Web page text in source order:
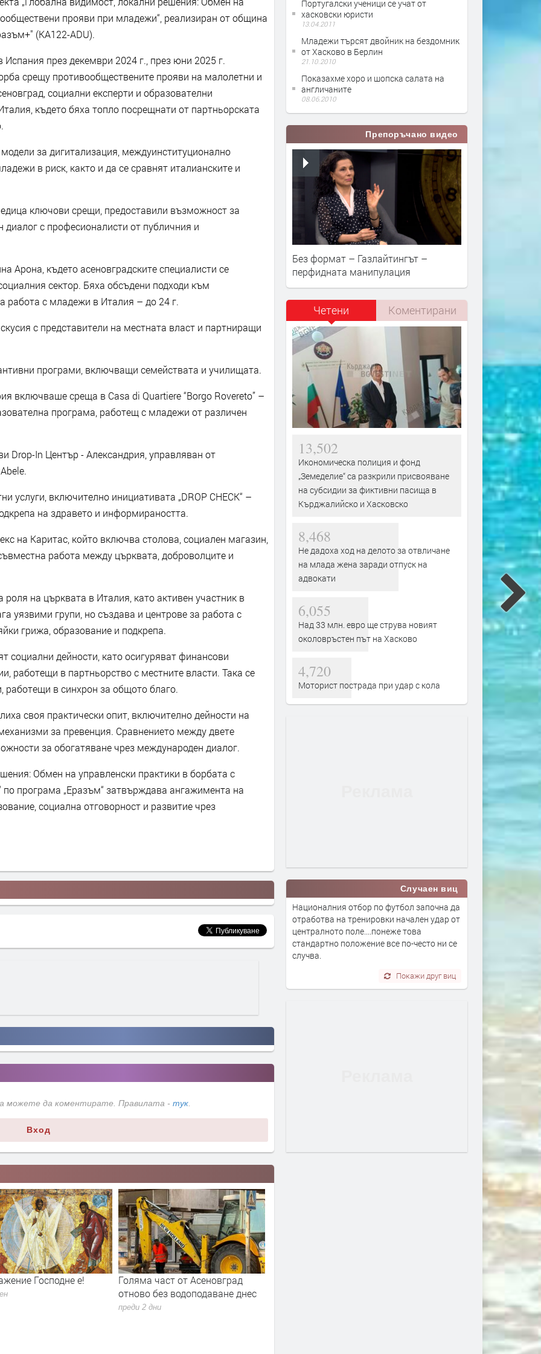
прояви при младежи“, реализиран от община
(KA122-ADU).
през декември 2024 г., през юни 2025 г.
срещу противообществените прояви на малолетни и
социални експерти и образователни
където бяха топло посрещнати от партньорската
за дигитализация, междуинституционално
в риск, както и да се сравнят италианските и
ключови срещи, предоставили възможност за
с професионалисти от публичния и
Арона, където асеновградските специалисти се
сектор. Бяха обсъдени подходи към
работа с младежи в Италия – до 24 г.
с представители на местната власт и партниращи
програми, включващи семействата и училищата.
включваше среща в Casa di Quartiere “Borgo Rovereto” –
програма, работещ с младежи от различен
Drop-In Център - Александрия, управляван от
услуги, включително инициативата „DROP CHECK“ –
на здравето и информираността.
на Каритас, който включва столова, социален магазин,
работа между църквата, доброволците и
на църквата в Италия, като активен участник в
уязвими групи, но създава и центрове за работа с
грижа, образование и подкрепа.
социални дейности, като осигуряват финансови
работещи в партньорство с местните власти. Така се
работещи в синхрон за общото благо.
своя практически опит, включително дейности на
за превенция. Сравнението между двете
за обогатяване чрез международен диалог.
Обмен на управленски практики в борбата с
програма „Еразъм“ затвърждава ангажимента на
социална отговорност и развитие чрез
можете да коментирате. Правилата - тук.
Вход
Господне е!
Голяма част от Асеновград
отново без водоподаване днес
преди 2 дни
Асеновград да въведе
противопожарни мерки
Португалски ученици се учат от
хасковски юристи
13.04.2011
Младежи търсят двойник на бездомник
от Хасково в Берлин
21.10.2010
Показахме хоро и шопска салата на
англичаните
08.06.2010
Препоръчано видео
Без формат – Газлайтингът –
перфидната манипулация
Четени Коментирани
13,502
Икономическа полиция и фонд
„Земеделие“ са разкрили присвояване
на субсидии за фиктивни пасища в
Кърджалийско и Хасковско
8,468
Не дадоха ход на делото за отвличане
на млада жена заради отпуск на
адвокати
6,055
Над 33 млн. евро ще струва новият
околовръстен път на Хасково
4,720
Моторист пострада при удар с кола
Случаен виц
Националния отбор по футбол започна да
отработва на тренировки начален удар от
централното поле....понеже това
стандартно положение все по-често ни се
случва.
Покажи друг виц